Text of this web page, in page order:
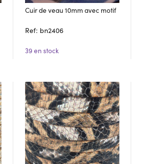
Cuir de veau 10mm avec motif
Ref: bn2406
39 en stock